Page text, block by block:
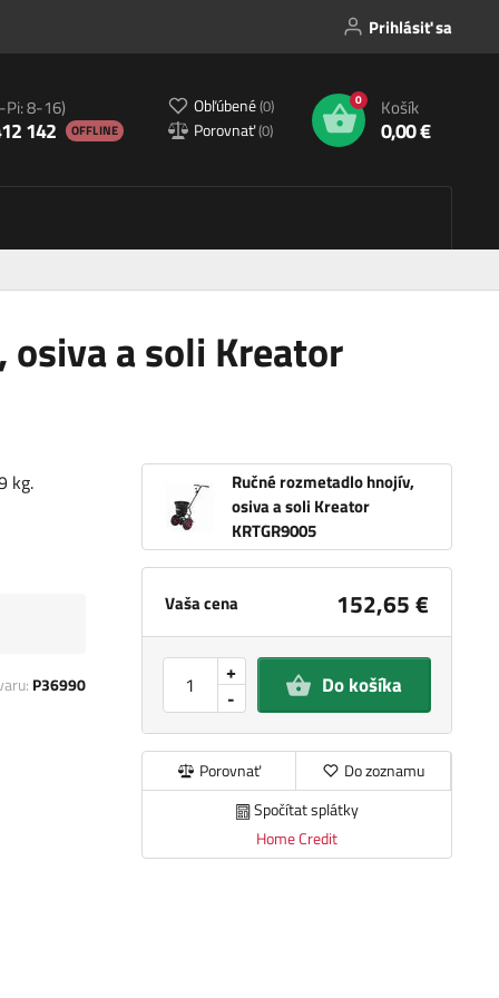
Prihlásiť sa
Pi: 8-16)
142 OFFLINE
Obľúbené(0)
Porovnať(0)
0 Košík
0,00 €
a soli Kreator
Ručné rozmetadlo hnojív,
osiva a soli Kreator
KRTGR9005
Vaša cena 152,65 €
-
+ Do košíka
Porovnať
Do zoznamu
Spočítat splátky
Home Credit
kg.
P36990